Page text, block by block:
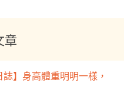
章
誌】身高體重明明一樣，